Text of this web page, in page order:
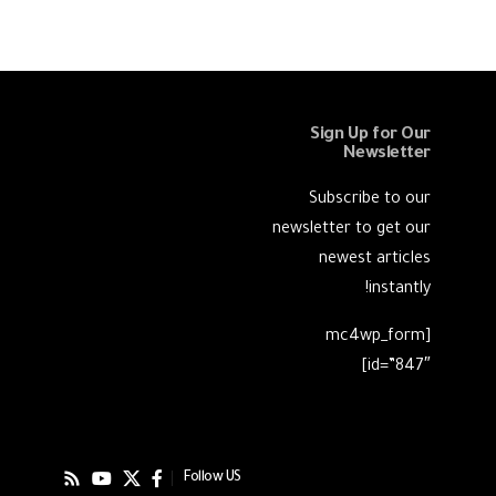
Sign Up for Our
Newsletter
Subscribe to our
newsletter to get our
newest articles
instantly!
[mc4wp_form
id=”847″]
Follow US